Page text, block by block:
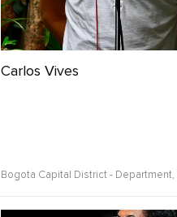
Carlos Vives
Bogota Capital District - Department,